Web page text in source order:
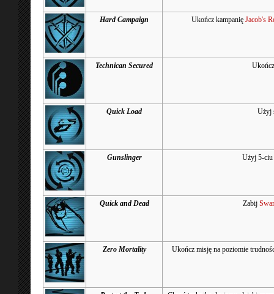
Hard Campaign Ukończ kampanię Jacob's
Technican Secured
Quick Load Użyj
Gunslinger Użyj 5-ciu
Quick and Dead Zabij
Zero Mortality Ukończ misję na poziomie